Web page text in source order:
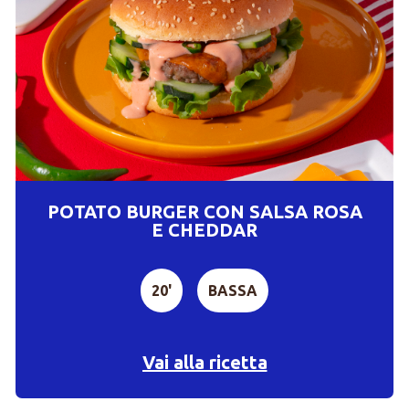
POTATO BURGER CON SALSA ROSA
E CHEDDAR
20' BASSA
Vai alla ricetta